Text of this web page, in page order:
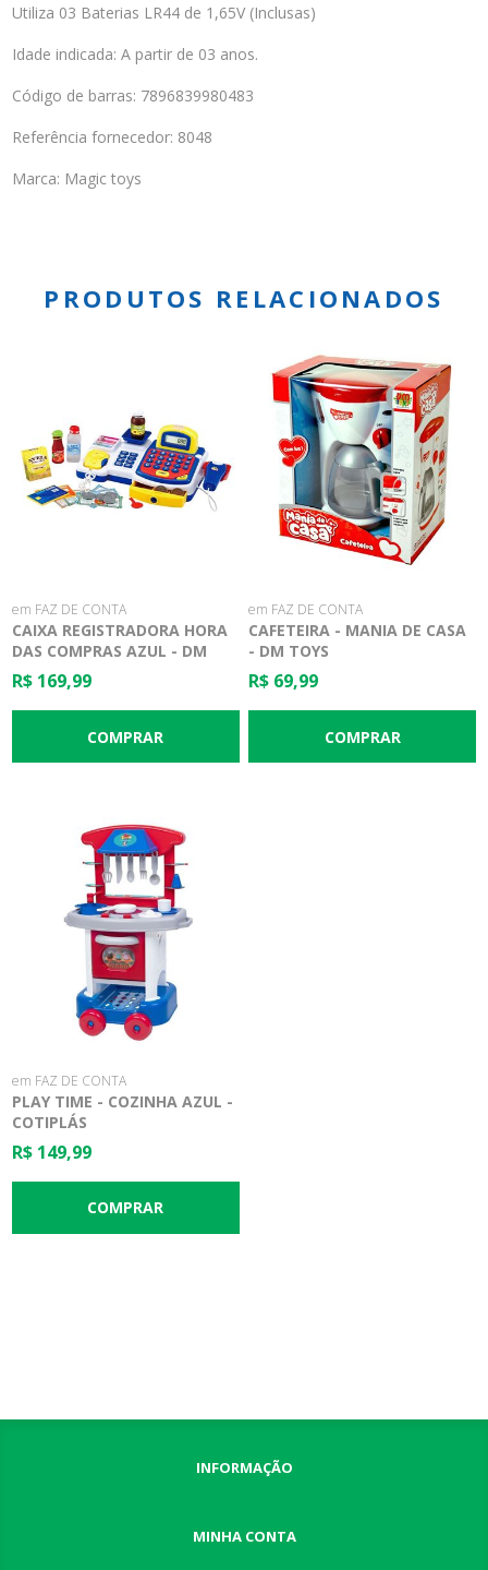
Utiliza 03 Baterias LR44 de 1,65V (Inclusas)
Idade indicada: A partir de 03 anos.
Código de barras: 7896839980483
Referência fornecedor: 8048
Marca: Magic toys
PRODUTOS RELACIONADOS
em FAZ DE CONTA
CAIXA REGISTRADORA HORA
DAS COMPRAS AZUL - DM
TOYS
R$ 169,99
em FAZ DE CONTA
CAFETEIRA - MANIA DE CASA
- DM TOYS
R$ 69,99
em FAZ DE CONTA
PLAY TIME - COZINHA AZUL -
COTIPLÁS
R$ 149,99
INFORMAÇÃO
MINHA CONTA